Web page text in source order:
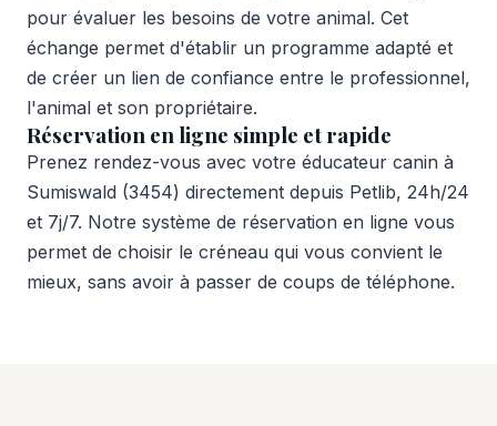
pour évaluer les besoins de votre animal. Cet
échange permet d'établir un programme adapté et
de créer un lien de confiance entre le professionnel,
l'animal et son propriétaire.
Réservation en ligne simple et rapide
Prenez rendez-vous avec votre éducateur canin à
Sumiswald (3454) directement depuis Petlib, 24h/24
et 7j/7. Notre système de réservation en ligne vous
permet de choisir le créneau qui vous convient le
mieux, sans avoir à passer de coups de téléphone.